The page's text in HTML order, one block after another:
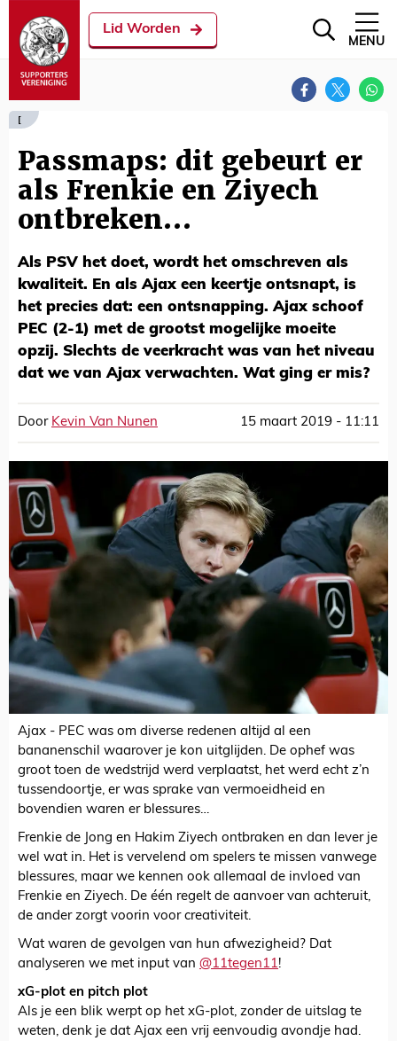
Lid Worden
MENU
[
Passmaps: dit gebeurt er
als Frenkie en Ziyech
ontbreken…
Als PSV het doet, wordt het omschreven als
kwaliteit. En als Ajax een keertje ontsnapt, is
het precies dat: een ontsnapping. Ajax schoof
PEC (2-1) met de grootst mogelijke moeite
opzij. Slechts de veerkracht was van het niveau
dat we van Ajax verwachten. Wat ging er mis?
Door Kevin Van Nunen 15 maart 2019 - 11:11
Ajax - PEC was om diverse redenen altijd al een
bananenschil waarover je kon uitglijden. De ophef was
groot toen de wedstrijd werd verplaatst, het werd echt z’n
tussendoortje, er was sprake van vermoeidheid en
bovendien waren er blessures…
Frenkie de Jong en Hakim Ziyech ontbraken en dan lever je
wel wat in. Het is vervelend om spelers te missen vanwege
blessures, maar we kennen ook allemaal de invloed van
Frenkie en Ziyech. De één regelt de aanvoer van achteruit,
de ander zorgt voorin voor creativiteit.
Wat waren de gevolgen van hun afwezigheid? Dat
analyseren we met input van @11tegen11!
xG-plot en pitch plot
Als je een blik werpt op het xG-plot, zonder de uitslag te
weten, denk je dat Ajax een vrij eenvoudig avondje had.